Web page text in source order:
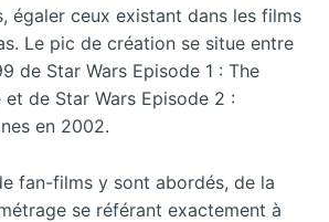
égaler ceux existant dans les films
Le pic de création se situe entre
de Star Wars Episode 1 : The
et de Star Wars Episode 2 :
en 2002.
fan-films y sont abordés, de la
se référant exactement à